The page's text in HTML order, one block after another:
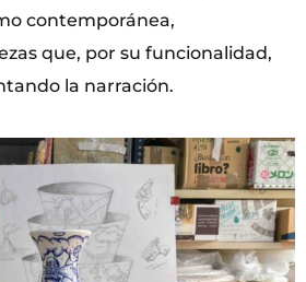
contemporánea,
que, por su funcionalidad,
la narración.